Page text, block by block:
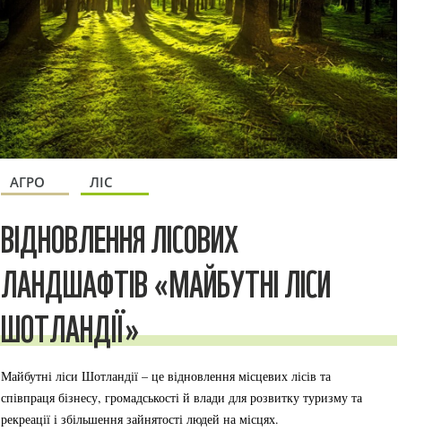
АГРО ЛІС
ВІДНОВЛЕННЯ ЛІСОВИХ
ЛАНДШАФТІВ «МАЙБУТНІ ЛІСИ
ШОТЛАНДІЇ»
Майбутні ліси Шотландії – це відновлення місцевих лісів та
співпраця бізнесу, громадськості й влади для розвитку туризму та
рекреації і збільшення зайнятості людей на місцях.